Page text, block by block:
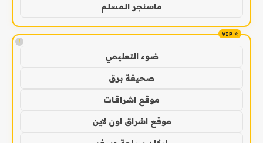
ماسنجر المسلم
!
ضوء التعليمي
صحيفة برق
موقع اشراقات
موقع اشراق اون لاين